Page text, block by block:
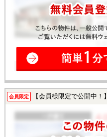
会員限定 【会員様限定で公開中！】